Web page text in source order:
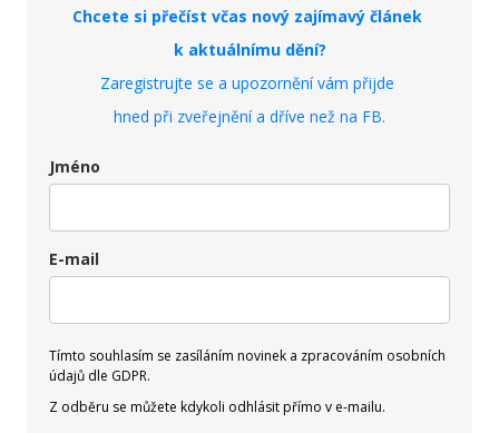
Chcete si přečíst včas nový zajímavý článek
k aktuálnímu dění?
Zaregistrujte se a upozornění vám přijde
hned při zveřejněnía dříve než na FB.
Jméno
E-mail
Tímto souhlasím se zasíláním novinek a zpracováním osobních
údajů dle GDPR.
Z odběru se můžete kdykoli odhlásit přímo v e-mailu.